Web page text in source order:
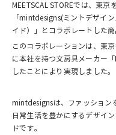
MEETSCAL STOREでは、東
「mintdesigns(ミントデザイ
イド）」とコラボレートした
このコラボレーションは、東
に本社を持つ文房具メーカー
したことにより実現しました。
mintdesignsは、ファッション
日常生活を豊かにするデザイ
ドです。